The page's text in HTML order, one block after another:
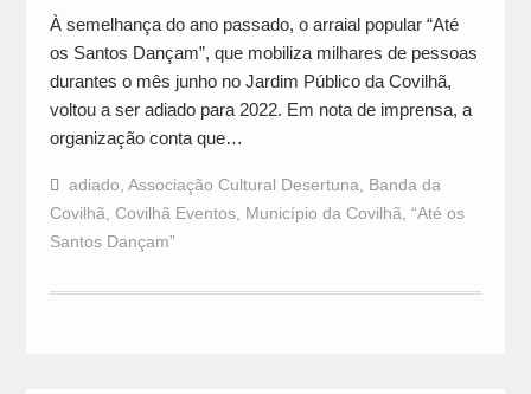
À semelhança do ano passado, o arraial popular “Até
os Santos Dançam”, que mobiliza milhares de pessoas
durantes o mês junho no Jardim Público da Covilhã,
voltou a ser adiado para 2022. Em nota de imprensa, a
organização conta que…
adiado Associação Cultural Desertuna
Banda da
Covilhã Covilhã Eventos, Município da Covilhã “Até os
Santos Dançam”